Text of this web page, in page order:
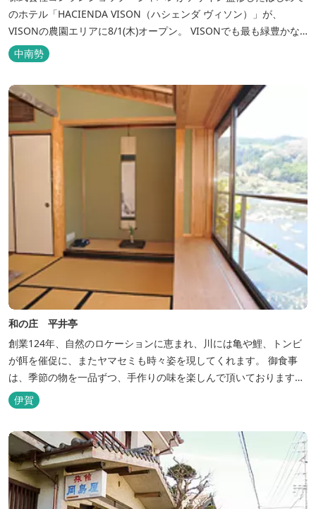
のホテル「HACIENDA VISON（ハシェンダ ヴィソン）」が、
VISONの農園エリアに8/1(木)オープン。 VISONでも最も緑豊かな
農園エリアに建つHACIENDA VISON。 ホテル名
の“HACIENDA”は、スペイン語で荘園の主の館を...
中南勢
和の庄 平井亭
創業124年、自然のロケーションに恵まれ、川には亀や鯉、トンビ
が餌を催促に、またヤマセミも時々姿を現してくれます。 御食事
は、季節の物を一品ずつ、手作りの味を楽しんで頂いております。
（宿泊一日一組）
伊賀